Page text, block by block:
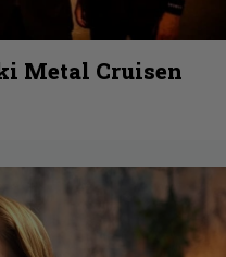
Metal Cruisen